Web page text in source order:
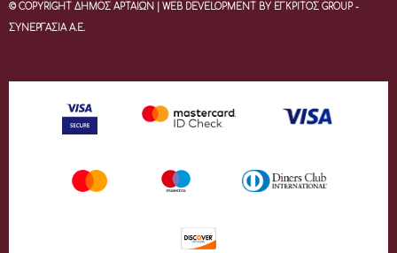
© COPYRIGHT ΔΗΜΟΣ ΑΡΤΑΙΩΝ | WEB DEVELOPMENT BY ΕΓΚΡΙΤΟΣ GROUP -
ΣΥΝΕΡΓΑΣΙΑ Α.Ε.